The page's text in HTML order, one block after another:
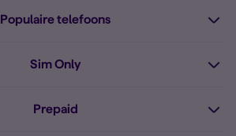
Populaire telefoons
Sim Only
Prepaid